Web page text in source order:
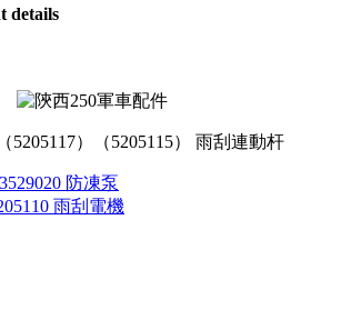
details
5205117）（5205115） 雨刮連動杆
防凍泵
雨刮電機